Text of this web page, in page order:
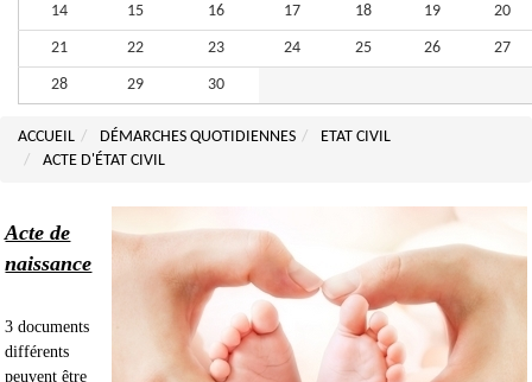
14 15 16 17 18 19 20
21 22 23 24 25 26 27
28 29 30
ACCUEIL DÉMARCHES QUOTIDIENNES
ETAT CIVIL
ACTE D'ÉTAT CIVIL
Acte de
naissance
3 documents
différents
peuvent être